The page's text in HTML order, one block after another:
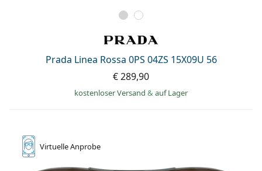
Prada Linea Rossa 0PS 04ZS 15X09U 56
€ 289,90
kostenloser Versand & auf Lager
VirtuelleAnprobe